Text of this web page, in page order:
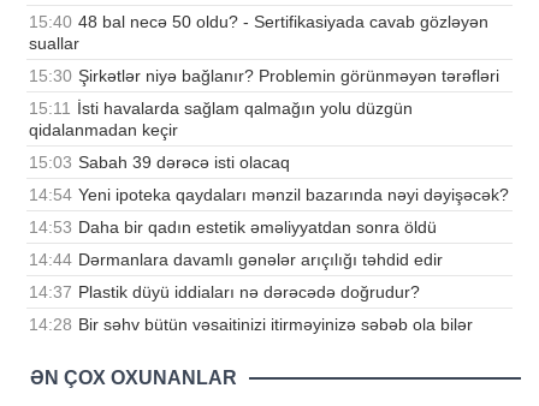
15:40 48 bal necə 50 oldu? - Sertifikasiyada cavab gözləyən
suallar
15:30 Şirkətlər niyə bağlanır? Problemin görünməyən tərəfləri
15:11 İsti havalarda sağlam qalmağın yolu düzgün
qidalanmadan keçir
15:03 Sabah 39 dərəcə isti olacaq
14:54 Yeni ipoteka qaydaları mənzil bazarında nəyi dəyişəcək?
14:53 Daha bir qadın estetik əməliyyatdan sonra öldü
14:44 Dərmanlara davamlı gənələr arıçılığı təhdid edir
14:37 Plastik düyü iddiaları nə dərəcədə doğrudur?
14:28 Bir səhv bütün vəsaitinizi itirməyinizə səbəb ola bilər
ƏN ÇOX OXUNANLAR